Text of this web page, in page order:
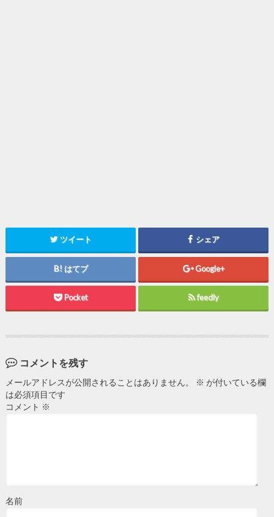
ツイート シェア
はてブ Google+
Pocket feedly
コメントを残す
メールアドレスが公開されることはありません。 ※ が付いている欄
は必須項目です
コメント ※
名前